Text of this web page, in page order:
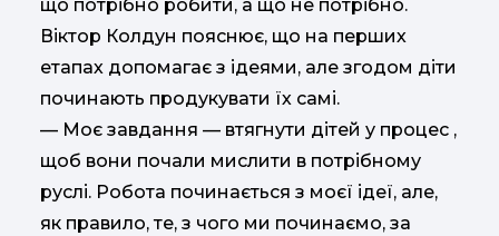
що потрібно робити, а що не потрібно.
Віктор Колдун пояснює, що на перших
етапах допомагає з ідеями, але згодом діти
починають продукувати їх самі.
— Моє завдання — втягнути дітей у процес ,
щоб вони почали мислити в потрібному
руслі. Робота починається з моєї ідеї, але,
як правило, те, з чого ми починаємо, за